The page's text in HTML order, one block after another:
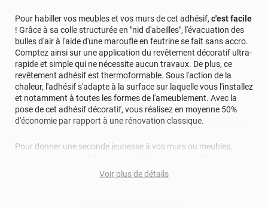
Pour habiller vos meubles et vos murs de cet adhésif, c'est facile
! Grâce à sa colle structurée en "nid d'abeilles", l'évacuation des
bulles d'air à l'aide d'une maroufle en feutrine se fait sans accro.
Comptez ainsi sur une application du revêtement décoratif ultra-
rapide et simple qui ne nécessite aucun travaux. De plus, ce
revêtement adhésif est thermoformable. Sous l'action de la
chaleur, l'adhésif s'adapte à la surface sur laquelle vous l'installez
et notamment à toutes les formes de l'ameublement. Avec la
pose de cet adhésif décoratif, vous réalisez en moyenne 50%
d'économie par rapport à une rénovation classique.
Pour donner une seconde jeunesse à vos murs ou meubles,
résistance à l’eau, à la saleté, à l’abrasion, aux UV et à l’usure.
Grâce à son épaisseur, cet adhésif masque également les petites
Voir plus de détails